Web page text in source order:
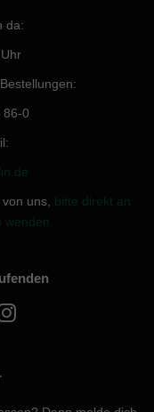
da:
86-0
uns, bitte direkt an